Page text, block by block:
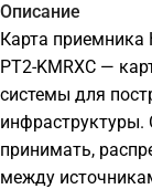
Описание
Карта приемника
PT2-KMRXC —
системы для
инфраструктуры.
принимать,
между